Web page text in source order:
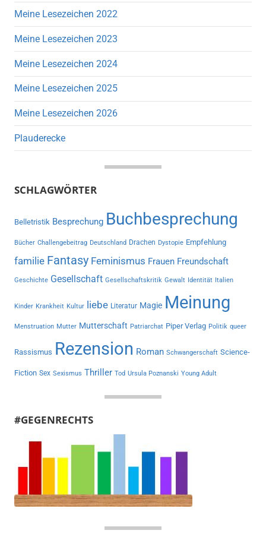
Meine Lesezeichen 2022
Meine Lesezeichen 2023
Meine Lesezeichen 2024
Meine Lesezeichen 2025
Meine Lesezeichen 2026
Plauderecke
SCHLAGWÖRTER
Belletristik Besprechung Buchbesprechung
Bücher Challengebeitrag Deutschland Drachen Dystopie Empfehlung
familie Fantasy Feminismus Frauen Freundschaft
Geschichte Gesellschaft Gesellschaftskritik Gewalt Identität Italien
Kinder Krankheit Kultur liebe Literatur Magie Meinung
Menstruation Mutter Mutterschaft Patriarchat Piper Verlag Politik queer
Rassismus Rezension Roman Schwangerschaft Science-
Fiction Sex Sexismus Thriller Tod Ursula Poznanski Young Adult
#GEGENRECHTS